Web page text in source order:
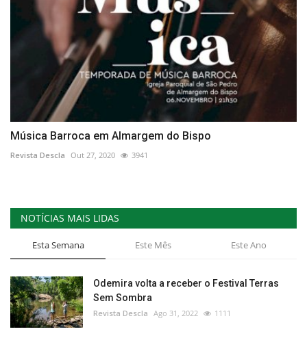
Música Barroca em Almargem do Bispo
Revista Descla Out 27, 2020 3941
NOTÍCIAS MAIS LIDAS
Esta Semana Este Mês Este Ano
Odemira volta a receber o Festival Terras
Sem Sombra
Revista Descla Ago 31, 2022 1111